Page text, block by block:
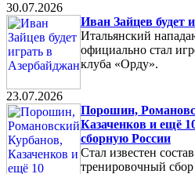
30.07.2026
Иван Зайцев будет
Итальянский
официально стал
клуба «Орду».
23.07.2026
Порошин,
Казаченков и ещё
сборную России
Стал известен
тренировочный